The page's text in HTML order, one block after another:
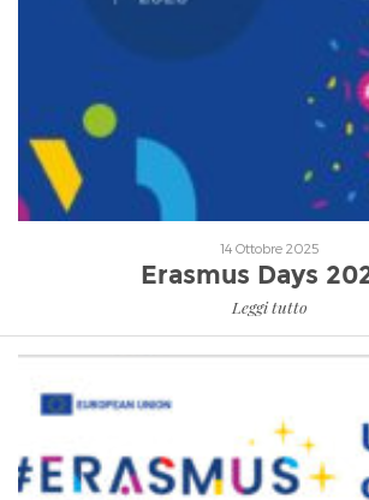
Leggi tutto
14 Ottobre 2025
Erasmus Days
Leggi tutto